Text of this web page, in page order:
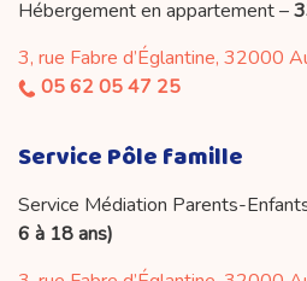
Hébergement en appartement –
3, rue Fabre d’Églantine, 32000
05 62 05 47 25
Service Pôle famille
Service Médiation Parents-
6 à 18 ans)